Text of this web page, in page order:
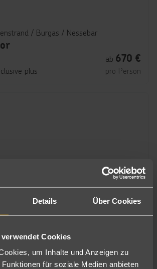
Details Über Cookies
Cookies
um Inhalte und Anzeigen zu
für soziale Medien anbieten
/ Burgas / Nessebar
plus
ab 670 €
pro Person
/ Burgas / Nessebar
plus pro Person